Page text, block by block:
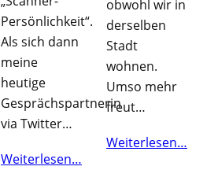
Persönlichkeit“.
Als sich dann
meine
heutige
Gesprächspartnerin
via Twitter…
Weiterlesen…
obwohl wir in
derselben
Stadt
wohnen.
Umso mehr
freut…
Weiterlesen…